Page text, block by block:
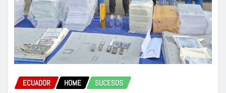
ECUADOR HOME SUCESOS